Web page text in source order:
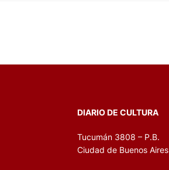
DIARIO DE CULTURA
Tucumán 3808 – P.B.
Ciudad de Buenos Aires